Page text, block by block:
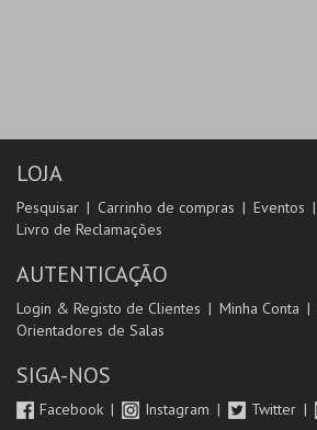
LOJA
Pesquisar Carrinho de compras Eventos
Livro de Reclamações
AUTENTICAÇÃO
Login & Registo de Clientes Minha Conta
Orientadores de Salas
SIGA-NOS
Facebook Instagram Twitter